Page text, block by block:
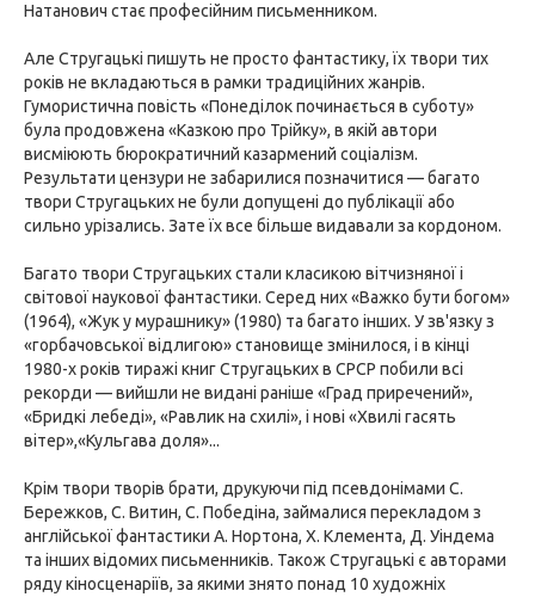
Натанович стає професійним письменником.
Але Стругацькі пишуть не просто фантастику, їх твори тих
років не вкладаються в рамки традиційних жанрів.
Гумористична повість «Понеділок починається в суботу»
була продовжена «Казкою про Трійку», в якій автори
висміюють бюрократичний казармений соціалізм.
Результати цензури не забарилися позначитися — багато
твори Стругацьких не були допущені до публікації або
сильно урізались. Зате їх все більше видавали за кордоном.
Багато твори Стругацьких стали класикою вітчизняної і
світової наукової фантастики. Серед них «Важко бути богом»
(1964), «Жук у мурашнику» (1980) та багато інших. У зв'язку з
«горбачовської відлигою» становище змінилося, і в кінці
1980-х років тиражі книг Стругацьких в СРСР побили всі
рекорди — вийшли не видані раніше «Град приречений»,
«Бридкі лебеді», «Равлик на схилі», і нові «Хвилі гасять
вітер»,«Кульгава доля»...
Крім твори творів брати, друкуючи під псевдонімами С.
Бережков, С. Витин, С. Победіна, займалися перекладом з
англійської фантастики А. Нортона, Х. Клемента, Д. Уіндема
та інших відомих письменників. Також Стругацькі є авторами
ряду кіносценаріїв, за якими знято понад 10 художніх